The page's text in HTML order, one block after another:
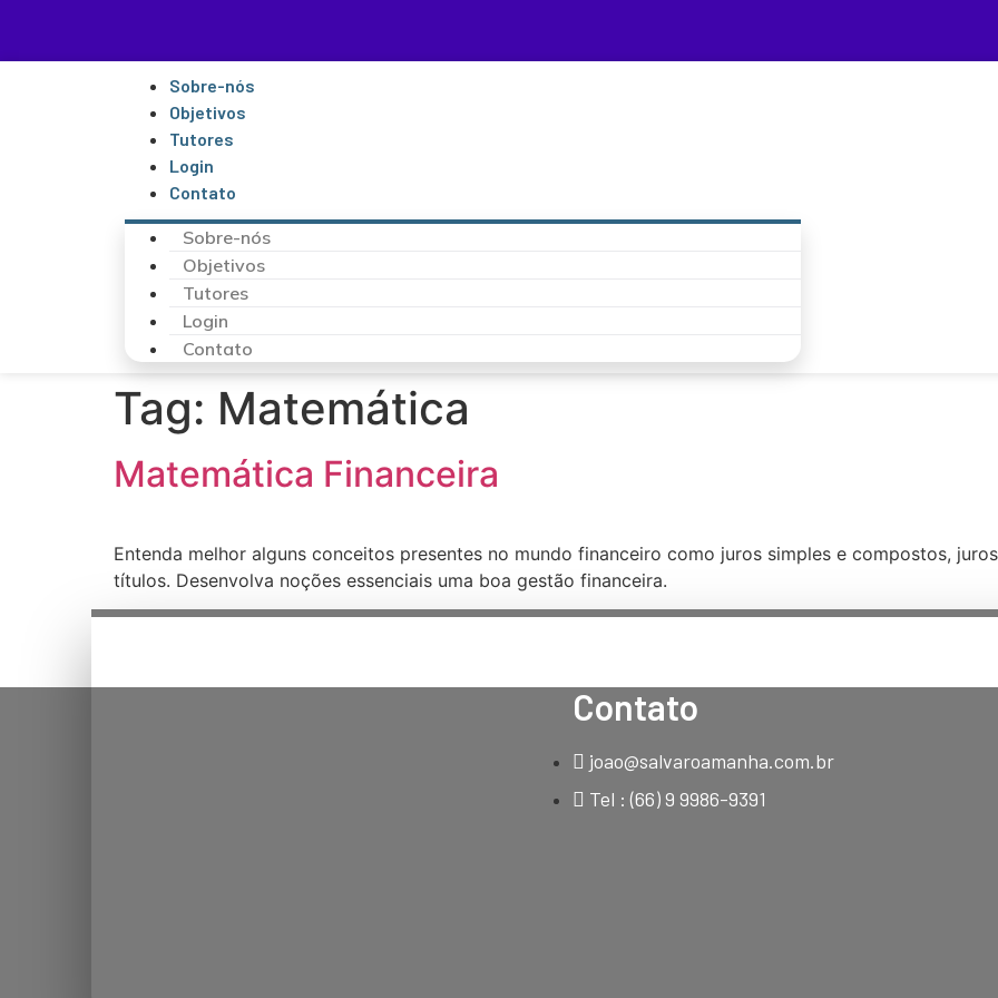
Sobre-nós
Objetivos
Tutores
Login
Contato
Sobre-nós
Objetivos
Tutores
Login
Contato
Tag: Matemática
Matemática Financeira
Entenda melhor alguns conceitos presentes no mundo financeiro como juros simples e compostos,
títulos. Desenvolva noções essenciais uma boa gestão financeira.
Contato
joao@salvaroamanha.com.br
Tel : (66) 9 9986-9391